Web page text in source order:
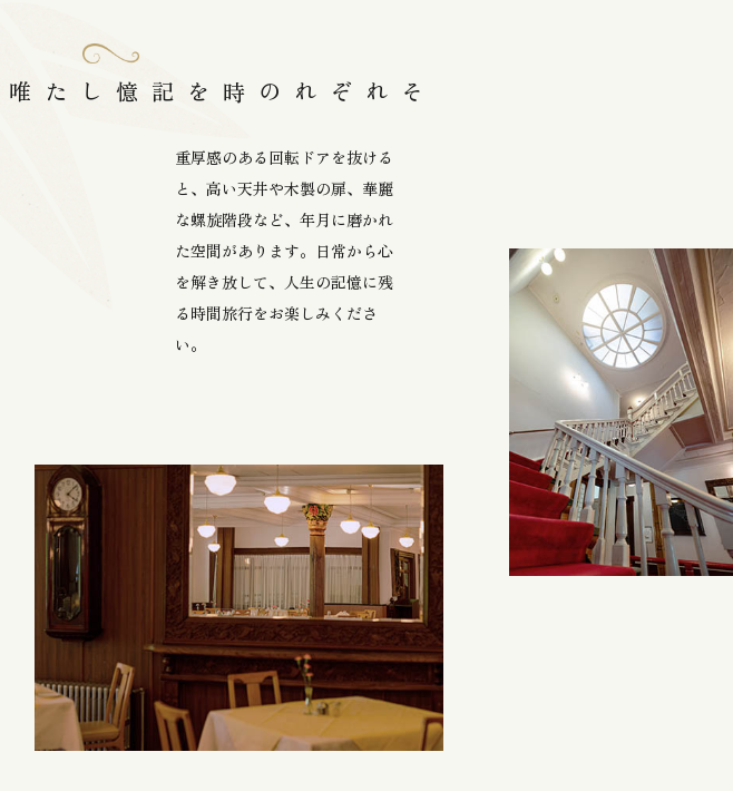
それぞれの時を記憶した
唯一無比の空間
重厚感のある回転ドアを抜ける
と、高い天井や木製の扉、華麗
な螺旋階段など、年月に磨かれ
た空間があります。日常から心
を解き放して、人生の記憶に残
る時間旅行をお楽しみくださ
い。